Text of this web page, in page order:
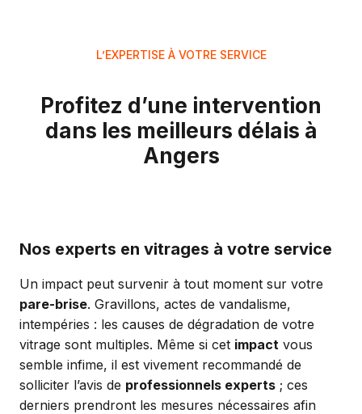
L’EXPERTISE À VOTRE SERVICE
Profitez d’une intervention
dans les meilleurs délais à
Angers
Nos experts en vitrages à votre service
Un impact peut survenir à tout moment sur votre
pare-brise. Gravillons, actes de vandalisme,
intempéries : les causes de dégradation de votre
vitrage sont multiples. Même si cet impact vous
semble infime, il est vivement recommandé de
solliciter l’avis de professionnels experts ; ces
derniers prendront les mesures nécessaires afin